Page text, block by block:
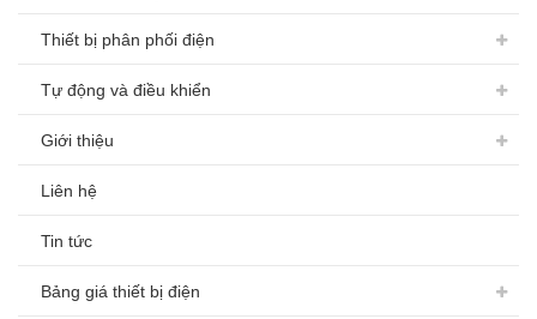
Thiết bị phân phối điện
Tự động và điều khiển
Giới thiệu
Liên hệ
Tin tức
Bảng giá thiết bị điện